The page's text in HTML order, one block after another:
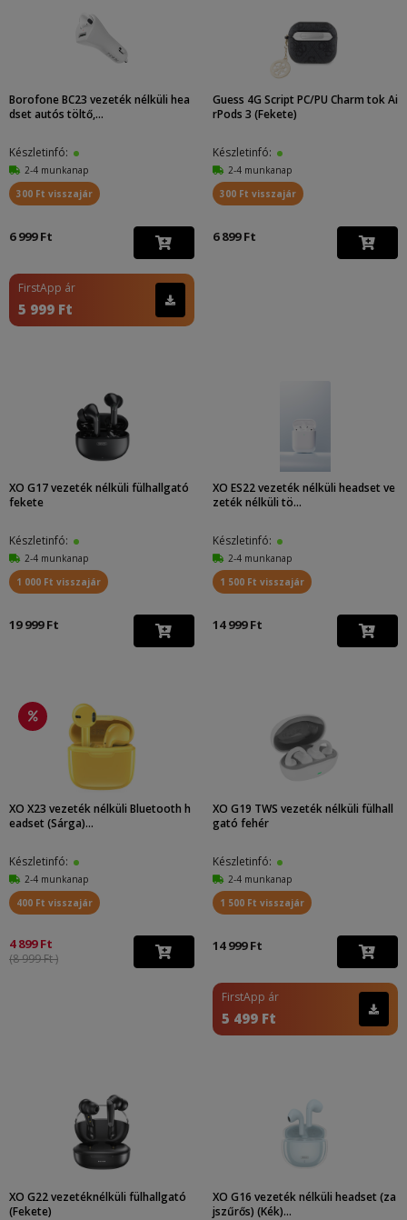
Borofone BC23 vezeték nélküli hea
dset autós töltő,...
Készletinfó:
2-4 munkanap
300 Ft visszajár
6 999 Ft
FirstApp ár
5 999 Ft
Guess 4G Script PC/PU Charm tok Ai
rPods 3 (Fekete)
Készletinfó:
2-4 munkanap
300 Ft visszajár
6 899 Ft
XO G17 vezeték nélküli fülhallgató
fekete
Készletinfó:
2-4 munkanap
1 000 Ft visszajár
19 999 Ft
XO ES22 vezeték nélküli headset ve
zeték nélküli tö...
Készletinfó:
2-4 munkanap
1 500 Ft visszajár
14 999 Ft
XO X23 vezeték nélküli Bluetooth h
eadset (Sárga)...
Készletinfó:
2-4 munkanap
400 Ft visszajár
4 899 Ft
(8 999 Ft )
XO G19 TWS vezeték nélküli fülhall
gató fehér
Készletinfó:
2-4 munkanap
1 500 Ft visszajár
14 999 Ft
FirstApp ár
5 499 Ft
XO G22 vezetéknélküli fülhallgató
(Fekete)
XO G16 vezeték nélküli headset (za
jszűrős) (Kék)...